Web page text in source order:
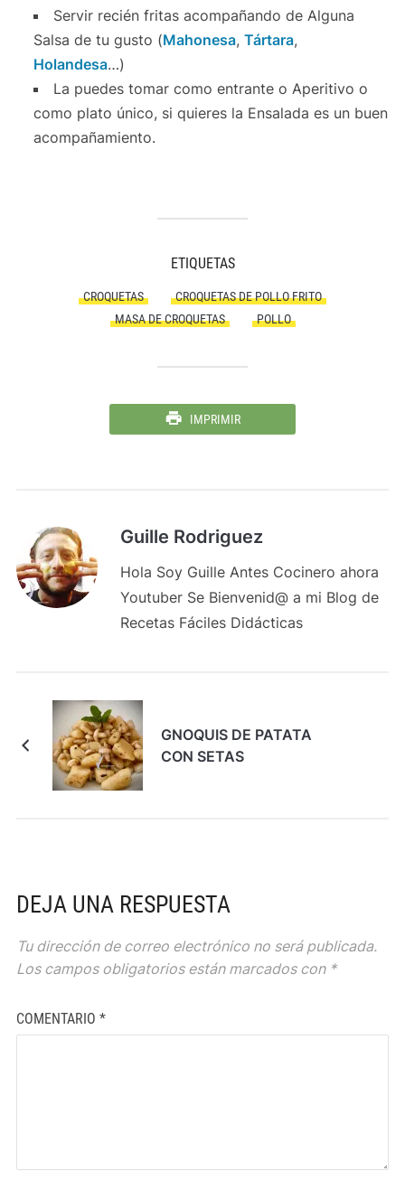
Servir recién fritas acompañando de Alguna
Salsa de tu gusto (Mahonesa,Tártara,
Holandesa…)
La puedes tomar como entrante o Aperitivo o
como plato único, si quieres la Ensalada es un buen
acompañamiento.
ETIQUETAS
CROQUETAS
CROQUETAS DE POLLO FRITO
MASA DE CROQUETAS
POLLO
IMPRIMIR
Guille Rodriguez
Hola Soy Guille Antes Cocinero ahora
Youtuber Se Bienvenid@ a mi Blog de
Recetas Fáciles Didácticas
GNOQUIS DE PATATA
CON SETAS
DEJA UNA RESPUESTA
Tu dirección de correo electrónico no será publicada.
Los campos obligatorios están marcados con *
COMENTARIO *